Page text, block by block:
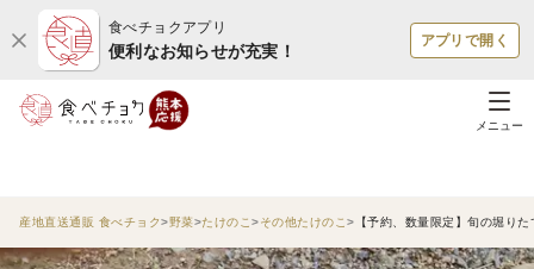
食べチョクアプリ
便利なお知らせが充実！
アプリで開く
メニュー
産地直送通販 食べチョク 野菜 たけのこ その他たけのこ 【予約、数量限定】旬の堀り